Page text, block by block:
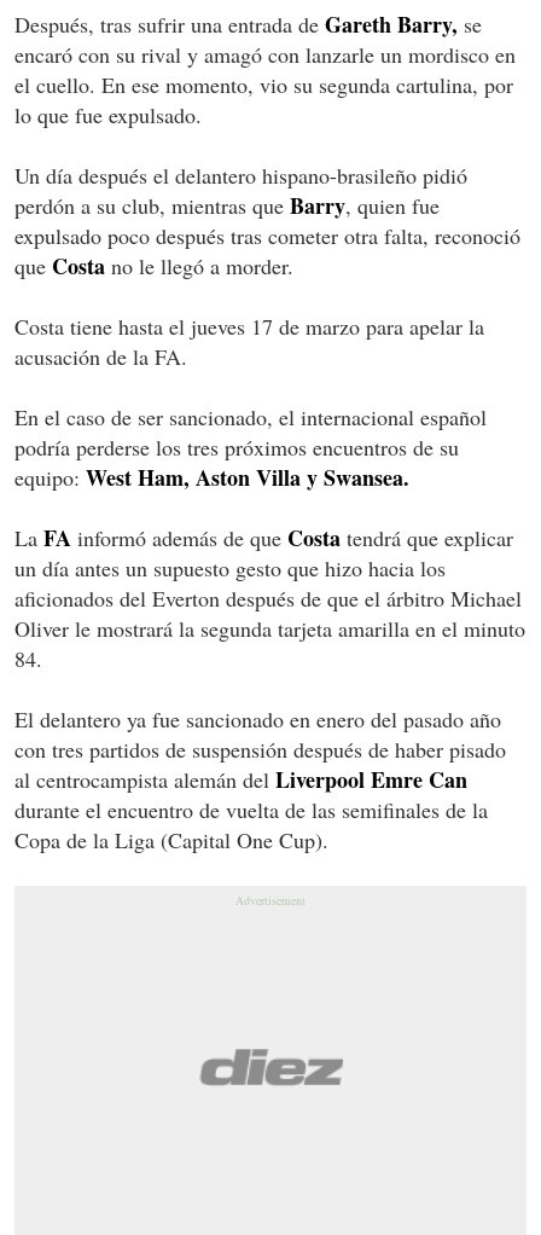
Después, tras sufrir una entrada de Gareth Barry, se
encaró con su rival y amagó con lanzarle un mordisco en
el cuello. En ese momento, vio su segunda cartulina, por
lo que fue expulsado.
Un día después el delantero hispano-brasileño pidió
perdón a su club, mientras que Barry, quien fue
expulsado poco después tras cometer otra falta, reconoció
que Costa no le llegó a morder.
Costa tiene hasta el jueves 17 de marzo para apelar la
acusación de la FA.
En el caso de ser sancionado, el internacional español
podría perderse los tres próximos encuentros de su
equipo: West Ham, Aston Villa y Swansea.
La FA informó además de que Costa tendrá que explicar
un día antes un supuesto gesto que hizo hacia los
aficionados del Everton después de que el árbitro Michael
Oliver le mostrará la segunda tarjeta amarilla en el minuto
84.
El delantero ya fue sancionado en enero del pasado año
con tres partidos de suspensión después de haber pisado
al centrocampista alemán del Liverpool Emre Can
durante el encuentro de vuelta de las semifinales de la
Copa de la Liga (Capital One Cup).